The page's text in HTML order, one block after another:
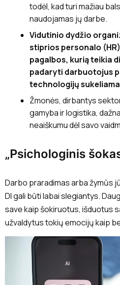
todėl, kad turi mažiau
naudojamas jų darbe.
Vidutinio dydžio
stiprios personalo
pagalbos, kurią teikia
padaryti darbuotojus
technologijų
Žmonės, dirbantys
gamyba ir logistika,
neaiškumu dėl savo
„Psichologinis
Darbo praradimas arba žymūs
DI gali būti labai slegiantys.
save kaip šokiruotus, išduotus
užvaldytus tokių emocijų kaip